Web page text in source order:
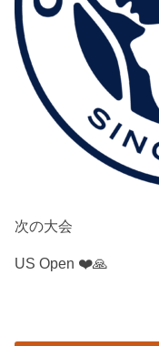
次の大会
US Open ❤️🙏